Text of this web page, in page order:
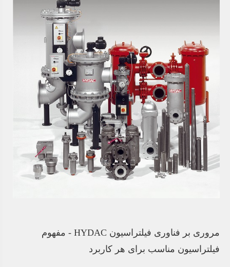
مروری بر فناوری فیلتراسیون HYDAC - مفهوم
فیلتراسیون مناسب برای هر کاربرد